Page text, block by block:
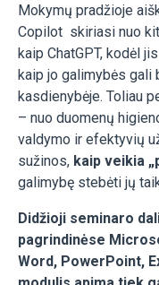
Mokymų pradžioje
Copilot skiriasi nuo
kaip ChatGPT, kodėl
kaip jo galimybės gali
kasdienybėje. Toliau
– nuo duomenų
valdymo ir efektyvių
sužinos, kaip veikia
galimybę stebėti jų
Didžioji seminaro
pagrindinėse
Word, PowerPoint,